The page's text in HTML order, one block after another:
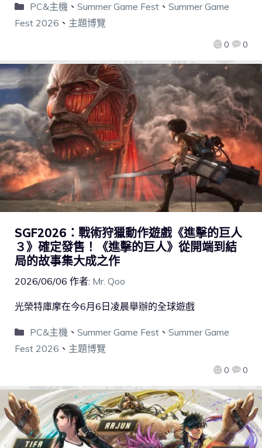
0 0
PC&主機、 Summer Game Fest、 Summer Game
Fest 2026 、 主題博覽
SGF2026：戰術狩獵動作遊戲《進擊的巨人
３》確定發售！《進擊的巨人》從開端到結
局的故事集大成之作
2026/06/06 作者: Mr. Qoo
0 0
光榮特庫摩在今6月6日凌晨舉辦的全球遊戲
PC&主機、 Summer Game Fest、 Summer Game
Fest 2026 、 主題博覽